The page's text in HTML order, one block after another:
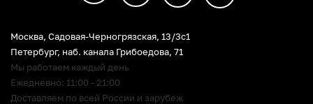
Москва, Садовая-Черногрязская, 13/3c1
Петербург, наб. канала Грибоедова, 71
Мы работаем каждый день
Ежедневно: 11:00 - 21:00
Доставляем по всей России и зарубеж